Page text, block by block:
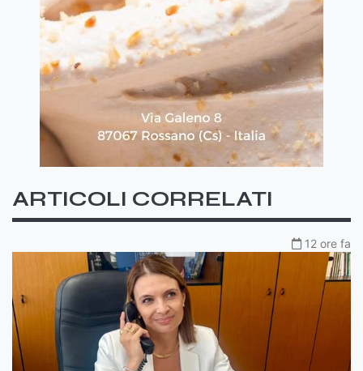
ARTICOLI CORRELATI
12 ore fa